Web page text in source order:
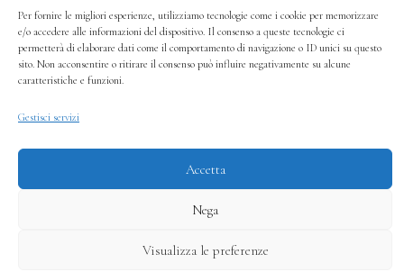
Per fornire le migliori esperienze, utilizziamo tecnologie come i cookie per memorizzare
e/o accedere alle informazioni del dispositivo. Il consenso a queste tecnologie ci
permetterà di elaborare dati come il comportamento di navigazione o ID unici su questo
sito. Non acconsentire o ritirare il consenso può influire negativamente su alcune
caratteristiche e funzioni.
Gestisci servizi
Accetta
Nega
Visualizza le preferenze
un’esperienza
progettata su
misura, in Toscana e
P.IVA 02463420519
Luxury Wedding
Planner
n
-
f
a
k
t
a
g
r
t
s
a
p